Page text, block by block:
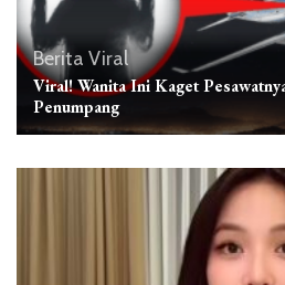
Berita Viral
Viral! Wanita Ini Kaget
Penumpang